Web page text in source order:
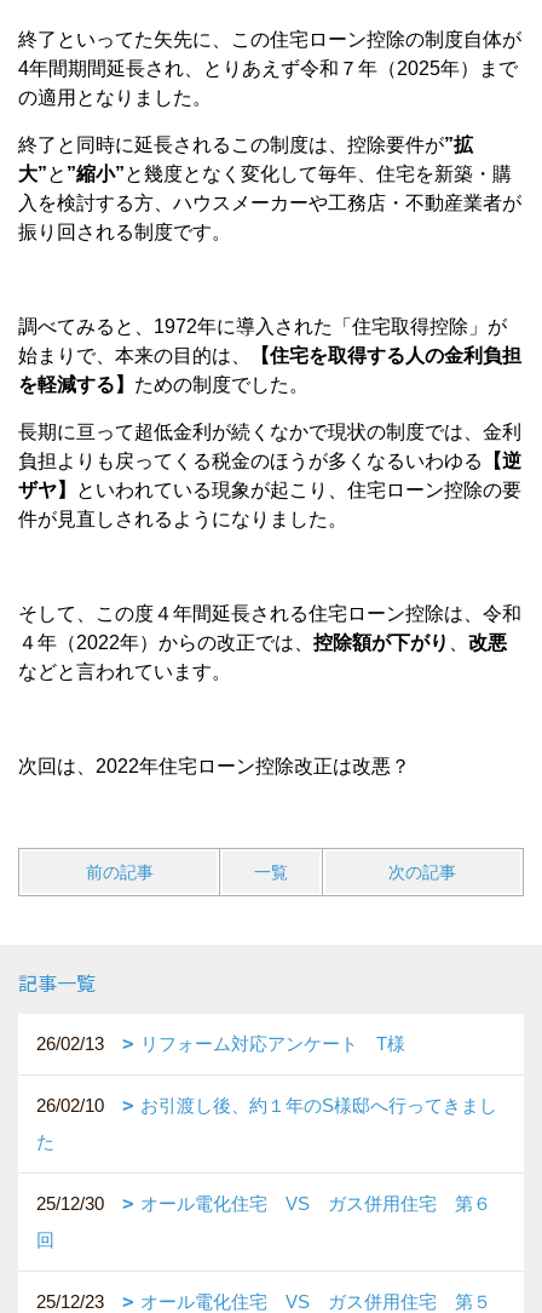
終了といってた矢先に、この住宅ローン控除の制度自体が
4年間期間延長され、とりあえず令和７年（2025年）まで
の適用となりました。
終了と同時に延長されるこの制度は、控除要件が”拡
大”と ”縮小”と幾度となく変化して毎年、住宅を新築・購
入を検討する方、ハウスメーカーや工務店・不動産業者が
振り回される制度です。
調べてみると、1972年に導入された「住宅取得控除」が
始まりで、本来の目的は、
【住宅を取得する人の金利負担
を軽減する】 ための制度でした。
長期に亘って超低金利が続くなかで現状の制度では、金利
負担よりも戻ってくる税金のほうが多くなるいわゆる
【逆
ザヤ】
といわれている現象が起こり、住宅ローン控除の要
件が見直しされるようになりました。
そして、この度４年間延長される住宅ローン控除は、令和
４年（2022年）からの改正では、 控除額が下がり
改悪
などと言われています。
次回は、2022年住宅ローン控除改正は改悪？
前の記事 一覧 次の記事
記事一覧
26/02/13 リフォーム対応アンケート T様
26/02/10
お引渡し後、約１年のS様邸へ行ってきまし
た
25/12/30
オール電化住宅 VS ガス併用住宅 第６
回
25/12/23
オール電化住宅 VS ガス併用住宅 第５